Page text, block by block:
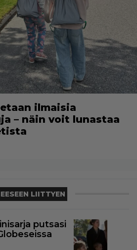
ilmaisia
– näin voit lunastaa
LIITTYEN
putsasi